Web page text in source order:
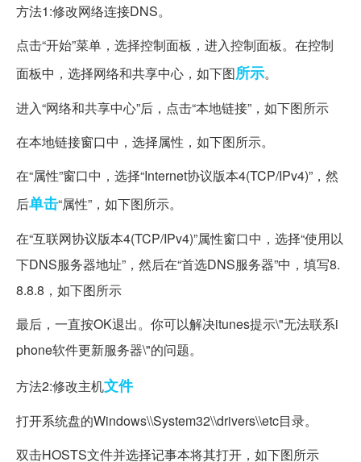
方法1:修改网络连接DNS。
点击“开始”菜单，选择控制面板，进入控制面板。在控制
面板中，选择网络和共享中心，如下图所示。
进入“网络和共享中心”后，点击“本地链接”，如下图所示
在本地链接窗口中，选择属性，如下图所示。
在“属性”窗口中，选择“Internet协议版本4(TCP/IPv4)”，然
后单击“属性”，如下图所示。
在“互联网协议版本4(TCP/IPv4)”属性窗口中，选择“使用以
下DNS服务器地址”，然后在“首选DNS服务器”中，填写8.
8.8.8，如下图所示
最后，一直按OK退出。你可以解决itunes提示\"无法联系i
phone软件更新服务器\"的问题。
方法2:修改主机文件
打开系统盘的Windows\\System32\\drivers\\etc目录。
双击HOSTS文件并选择记事本将其打开，如下图所示